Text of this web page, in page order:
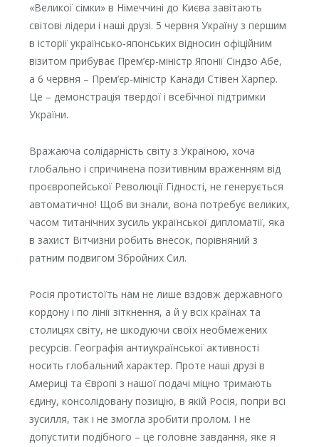
«Великої сімки» в Німеччині до Києва завітають
світові лідери і наші друзі. 5 червня Україну з першим
в історії українсько-японських відносин офіційним
візитом прибуває Прем’єр-міністр Японії Сіндзо Абе,
а 6 червня – Прем’єр-міністр Канади Стівен Харпер.
Це – демонстрація твердої і всебічної підтримки
України.
Вражаюча солідарність світу з Україною, хоча
глобально і спричинена позитивним враженням від
проєвропейської Революції Гідності, не генерується
автоматично! Щоб ви знали, вона потребує великих,
часом титанічних зусиль української дипломатії, яка
в захист Вітчизни робить внесок, порівняний з
ратним подвигом Збройних Сил.
Росія протистоїть нам не лише вздовж державного
кордону і по лінії зіткнення, а й у всіх країнах та
столицях світу, не шкодуючи своїх необмежених
ресурсів. Географія антиукраїнської активності
носить глобальний характер. Проте наші друзі в
Америці та Європі з нашої подачі міцно тримають
єдину, консолідовану позицію, в якій Росія, попри всі
зусилля, так і не змогла зробити пролом. І не
допустити подібного – це головне завдання, яке я